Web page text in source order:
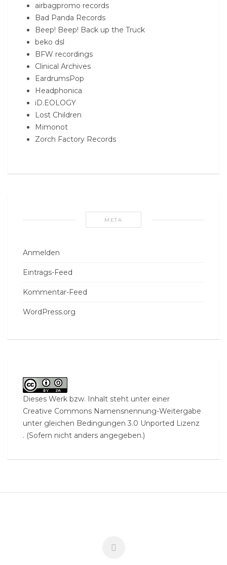
airbagpromo records
Bad Panda Records
Beep! Beep! Back up the Truck
beko dsl
BFW recordings
Clinical Archives
EardrumsPop
Headphonica
iD.EOLOGY
Lost Children
Mimonot
Zorch Factory Records
META
Anmelden
Eintrags-Feed
Kommentar-Feed
WordPress.org
Dieses Werk bzw. Inhalt steht unter einer
Creative Commons Namensnennung-Weitergabe
unter gleichen Bedingungen 3.0 Unported Lizenz
. (Sofern nicht anders angegeben.)